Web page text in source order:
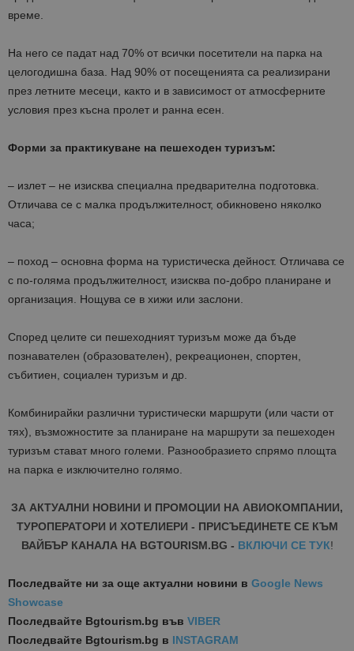
време.
На него се падат над 70% от всички посетители на парка на
целогодишна база. Над 90% от посещенията са реализирани
през летните месеци, както и в зависимост от атмосферните
условия през късна пролет и ранна есен.
Форми за практикуване на пешеходен туризъм:
– излет – не изисква специална предварителна подготовка.
Отличава се с малка продължителност, обикновено няколко
часа;
– поход – основна форма на туристическа дейност. Отличава се
с по-голяма продължителност, изисква по-добро планиране и
организация. Нощува се в хижи или заслони.
Според целите си пешеходният туризъм може да бъде
познавателен (образователен), рекреационен, спортен,
събитиен, социален туризъм и др.
Комбинирайки различни туристически маршрути (или части от
тях), възможностите за планиране на маршрути за пешеходен
туризъм стават много големи. Разнообразието спрямо площта
на парка е изключително голямо.
ЗА АКТУАЛНИ НОВИНИ И ПРОМОЦИИ НА АВИОКОМПАНИИ,
ТУРОПЕРАТОРИ И ХОТЕЛИЕРИ - ПРИСЪЕДИНЕТЕ СЕ КЪМ
ВАЙБЪР КАНАЛА НА BGTOURISM.BG - ВКЛЮЧИ СЕ ТУК!
Последвайте ни за още актуални новини в Google News
Showcase
Последвайте Bgtourism.bg във VIBER
Последвайте Bgtourism.bg в INSTAGRAM